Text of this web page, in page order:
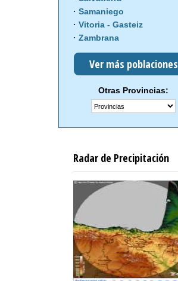
Samaniego
Vitoria - Gasteiz
Zambrana
Ver más poblaciones
Otras Provincias:
Radar de Precipitación